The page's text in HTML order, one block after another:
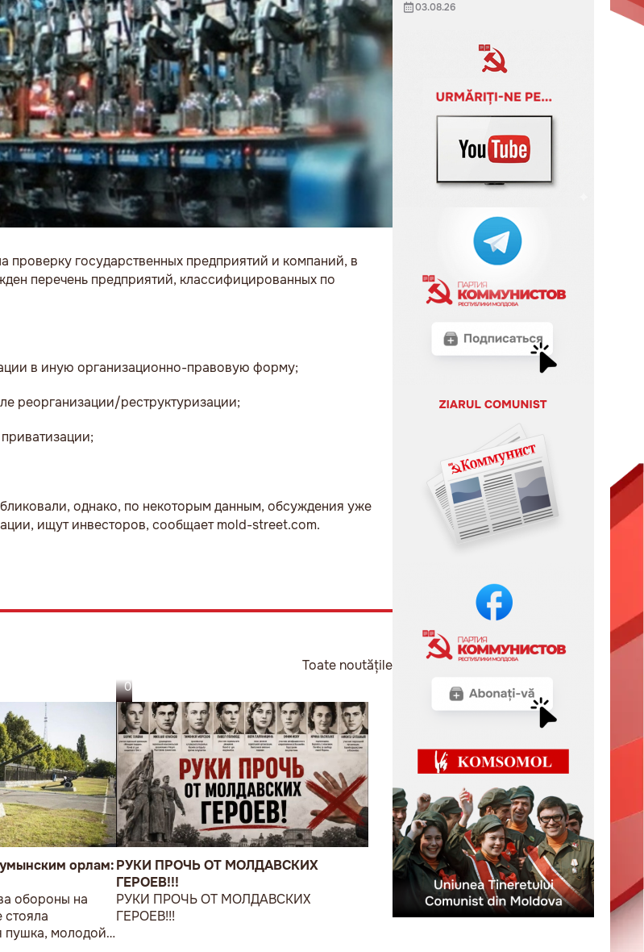
проверку государственных предприятий и компаний, в
перечень предприятий, классифицированных по
в иную организационно-правовую форму;
реорганизации/реструктуризации;
однако, по некоторым данным, обсуждения уже
ищут инвесторов, сообщает mold-street.com.
Toate noutățile
орлам:
обороны на
стояла
пушка, молодой
05.08.26
РУКИ ПРОЧЬ ОТ МОЛДАВСКИХ
ГЕРОЕВ!!!
РУКИ ПРОЧЬ ОТ МОЛДАВСКИХ
ГЕРОЕВ!!!
03.08.26